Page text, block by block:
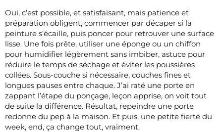
Oui, c’est possible, et satisfaisant, mais patience et
préparation obligent, commencer par décaper si la
peinture s’écaille, puis poncer pour retrouver une surface
lisse. Une fois prête, utiliser une éponge ou un chiffon
pour humidifier légèrement sans imbiber, astuce pour
réduire le temps de séchage et éviter les poussières
collées. Sous-couche si nécessaire, couches fines et
longues pauses entre chaque. J’ai raté une porte en
zappant l’étape du ponçage, leçon apprise, on voit tout
de suite la différence. Résultat, repeindre une porte
redonne du pep à la maison. Et puis, une petite fierté du
week, end, ça change tout, vraiment.